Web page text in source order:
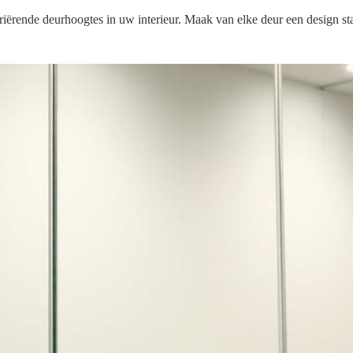
deurhoogtes in uw interieur. Maak van elke deur een design